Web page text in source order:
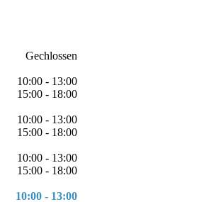
Gechlossen
10:00 - 13:00
15:00 - 18:00
10:00 - 13:00
15:00 - 18:00
10:00 - 13:00
15:00 - 18:00
10:00 - 13:00